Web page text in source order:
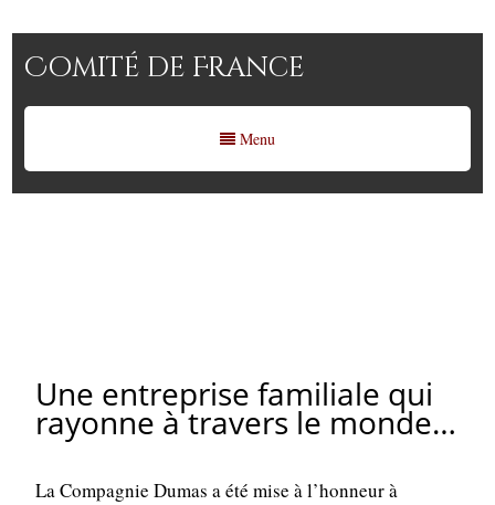
Comité de France
Menu
Une entreprise familiale qui
rayonne à travers le monde…
La Compagnie Dumas a été mise à l’honneur à